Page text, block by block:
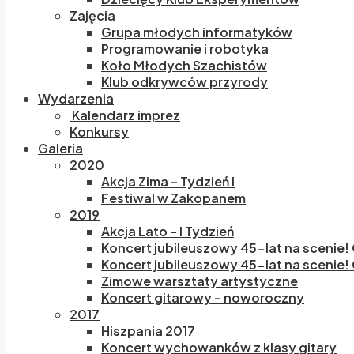
Zajęcia
Grupa młodych informatyków
Programowanie i robotyka
Koło Młodych Szachistów
Klub odkrywców przyrody
Wydarzenia
Kalendarz imprez
Konkursy
Galeria
2020
Akcja Zima – Tydzień I
Festiwal w Zakopanem
2019
Akcja Lato – I Tydzień
Koncert jubileuszowy 45-lat na scenie!
Koncert jubileuszowy 45-lat na scenie!
Zimowe warsztaty artystyczne
Koncert gitarowy – noworoczny
2017
Hiszpania 2017
Koncert wychowanków z klasy gitary